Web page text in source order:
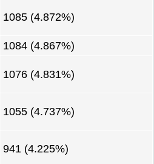
1085 (4.872%)
1084 (4.867%)
1076 (4.831%)
1055 (4.737%)
941 (4.225%)